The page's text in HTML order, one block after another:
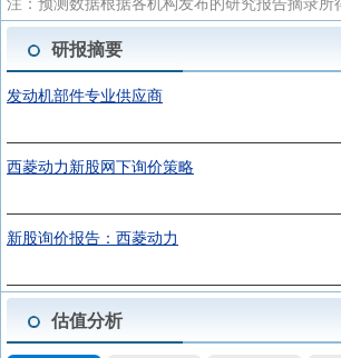
研报摘要
发动机部件专业供应商
西菱动力新股网下询价策略
新股询价报告：西菱动力
估值分析